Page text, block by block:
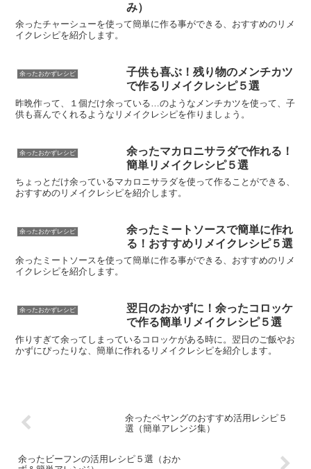
み）
余ったチャーシューを使って簡単に作る事ができる、おすすめのリメ
イクレシピを紹介します。
余ったおかずレシピ
子供も喜ぶ！残り物のメンチカツ
で作るリメイクレシピ５選
昨晩作って、１個だけ余っている…のようなメンチカツを使って、子
供も喜んでくれるようなリメイクレシピを作りましょう。
余ったおかずレシピ
余ったマカロニサラダで作れる！
簡単リメイクレシピ５選
ちょっとだけ余っているマカロニサラダを使って作ることができる、
おすすめのリメイクレシピを紹介します。
余ったおかずレシピ
余ったミートソースで簡単に作れ
る！おすすめリメイクレシピ５選
余ったミートソースを使って簡単に作る事ができる、おすすめのリメ
イクレシピを紹介します。
余ったおかずレシピ
翌日のおかずに！余ったコロッケ
で作る簡単リメイクレシピ５選
作りすぎて余ってしまっているコロッケがある時に。翌日のご飯やお
かずにぴったりな、簡単に作れるリメイクレシピを紹介します。
余ったペヤングのおすすめ活用レシピ５
選（簡単アレンジ集）
余ったビーフンの活用レシピ５選（おか